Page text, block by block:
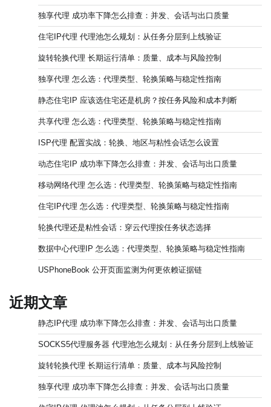
独享代理 成功率下降怎么排查：并发、会话与出口质量
住宅IP代理 代理池怎么规划：从任务分层到上线验证
旋转轮换代理 长期运行清单：质量、成本与风险控制
独享代理 怎么选：代理类型、轮换策略与稳定性指南
静态住宅IP 应该选住宅还是机房？按任务风险和成本判断
共享代理 怎么选：代理类型、轮换策略与稳定性指南
ISP代理 配置实战：轮换、地区与粘性会话怎么设置
动态住宅IP 成功率下降怎么排查：并发、会话与出口质量
移动网络代理 怎么选：代理类型、轮换策略与稳定性指南
住宅IP代理 怎么选：代理类型、轮换策略与稳定性指南
轮换代理还是粘性会话：穿云代理按任务状态选择
数据中心代理IP 怎么选：代理类型、轮换策略与稳定性指南
USPhoneBook 公开页面监测为何更依赖证据链
近期文章
静态IP代理 成功率下降怎么排查：并发、会话与出口质量
SOCKS5代理服务器 代理池怎么规划：从任务分层到上线验证
旋转轮换代理 长期运行清单：质量、成本与风险控制
独享代理 成功率下降怎么排查：并发、会话与出口质量